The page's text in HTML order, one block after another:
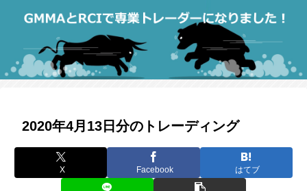
2020年4月13日分のトレーディング
X Facebook はてブ